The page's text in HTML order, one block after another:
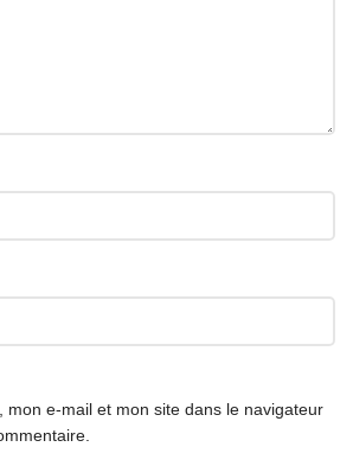
mon e-mail et mon site dans le navigateur